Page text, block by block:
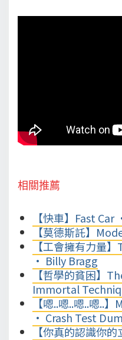
相關推薦
【快車】Fast
【莫德斯託】
【工會擁有力量
• Billy Bragg
【哲學的貧困】
Immortal
【嗯..嗯..嗯..嗯..
• Crash Test
【你真的認識你的